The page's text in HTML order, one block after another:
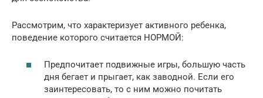
Рассмотрим, что характеризует активного ребенка,
поведение которого считается НОРМОЙ:
Предпочитает подвижные игры, большую часть
дня бегает и прыгает, как заводной. Если его
заинтересовать, то с ним можно почитать